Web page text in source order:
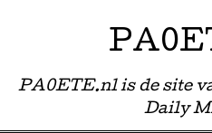
PA0ETE.nl is de site
Daily